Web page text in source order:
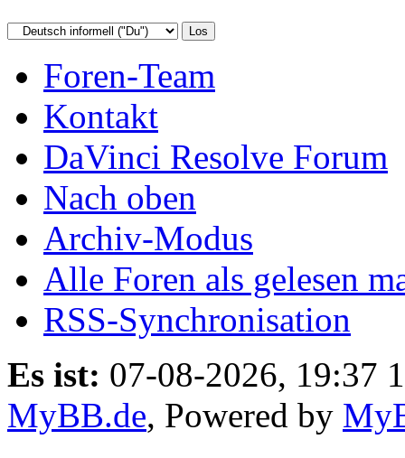
Foren-Team
Kontakt
DaVinci Resolve Forum
Nach oben
Archiv-Modus
Alle Foren als gelesen
RSS-Synchronisation
Es ist: 07-08-2026, 19:37
MyBB.de, Powered by